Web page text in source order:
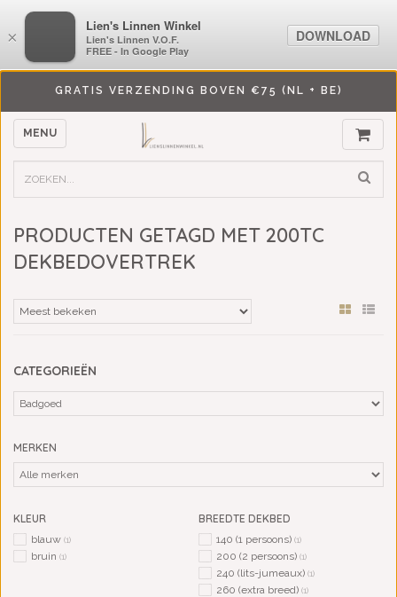
GRATIS VERZENDING BOVEN €75 (NL + BE)
MENU
PRODUCTEN GETAGD MET 200TC
DEKBEDOVERTREK
CATEGORIEËN
MERKEN
KLEUR
blauw (1)
bruin (1)
BREEDTE DEKBED
140 (1 persoons) (1)
200 (2 persoons) (1)
240 (lits-jumeaux) (1)
260 (extra breed) (1)
×
LiensLinnenwinkel.nl
Lien's Linnen V.O.F.
FREE - In Google Play
DOWNLOAD
×
Lien's Linnen Winkel
Lien's Linnen V.O.F.
FREE - In Google Play
DOWNLOAD